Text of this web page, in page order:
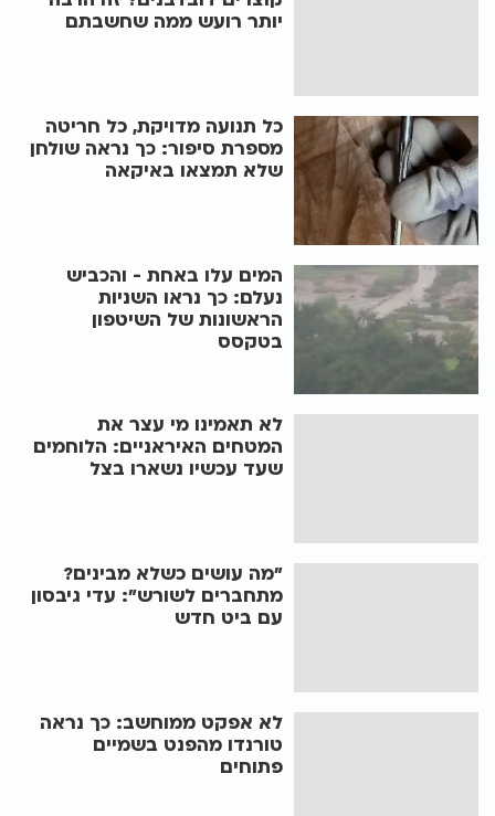
יותר רועש ממה שחשבתם
כל תנועה מדויקת, כל חריטה
מספרת סיפור: כך נראה שולחן
שלא תמצאו באיקאה
המים עלו באחת - והכביש
נעלם: כך נראו השניות
הראשונות של השיטפון
בטקסס
לא תאמינו מי עצר את
המטחים האיראניים: הלוחמים
שעד עכשיו נשארו בצל
"מה עושים כשלא מבינים?
מתחברים לשורש": עדי גיבסון
עם ביט חדש
לא אפקט ממוחשב: כך נראה
טורנדו מהפנט בשמיים
פתוחים